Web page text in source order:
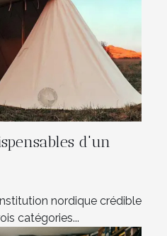
d'un
nordique crédible
catégories...